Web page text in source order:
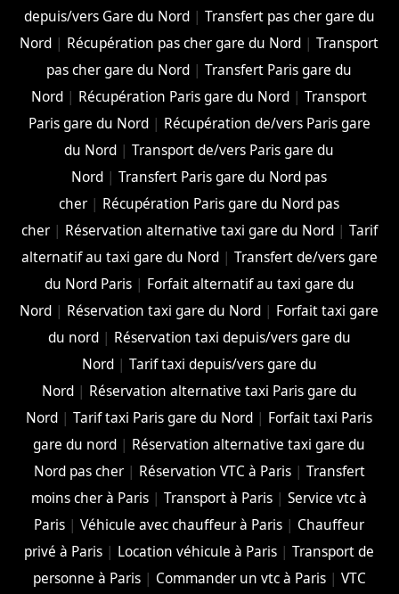
depuis/vers Gare du Nord| Transfert pas cher gare du
Nord | Récupération pas cher gare du Nord |Transport
pas cher gare du Nord |Transfert Paris gare du
Nord | Récupération Paris gare du Nord |Transport
Paris gare du Nord| Récupération de/vers Paris gare
du Nord |Transport de/vers Paris gare du
Nord |Transfert Paris gare du Nord pas
cher | Récupération Paris gare du Nord pas
cher| Réservation alternative taxi gare du Nord| Tarif
alternatif au taxi gare du Nord| Transfert de/vers gare
du Nord Paris| Forfait alternatif au taxi gare du
Nord | Réservation taxi gare du Nord | Forfait taxi gare
du nord| Réservation taxi depuis/vers gare du
Nord| Tarif taxi depuis/vers gare du
Nord| Réservation alternative taxi Paris gare du
Nord |Tarif taxi Paris gare du Nord | Forfait taxi Paris
gare du nord | Réservation alternative taxi gare du
Nord pas cher| Réservation VTC à Paris| Transfert
moins cher à Paris |Transport à Paris |Service vtc à
Paris |Véhicule avec chauffeur à Paris | Chauffeur
privé à Paris | Location véhicule à Paris |Transport de
personne à Paris| Commander un vtc à Paris| VTC